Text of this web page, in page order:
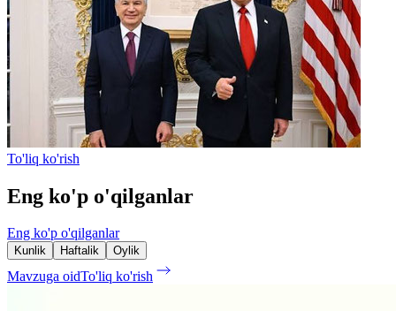
To'liq ko'rish
Eng ko'p o'qilganlar
Eng ko'p o'qilganlar
Kunlik Haftalik Oylik
Mavzuga oidTo'liq ko'rish